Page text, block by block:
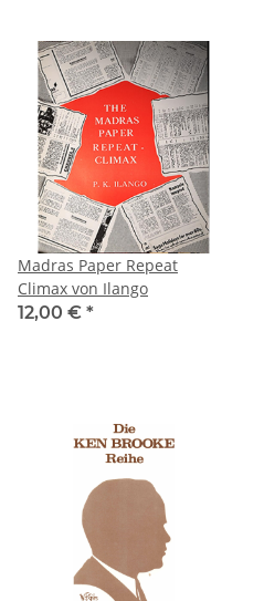
Madras Paper Repeat
Climax von Ilango
12,00 € *